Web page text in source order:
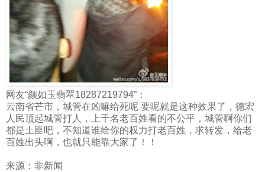
网友“颜如玉翡翠18287219794”：
云南省芒市，城管在凶嘛给死呢 要呢就是这种效果了，德宏
人民顶起城管打人，上千名老百姓看的不公平，城管啊你们
都是土匪吧，不知道谁给你的权力打老百姓，求转发，给老
百姓出头啊，也就只能靠大家了！！
来源：非新闻